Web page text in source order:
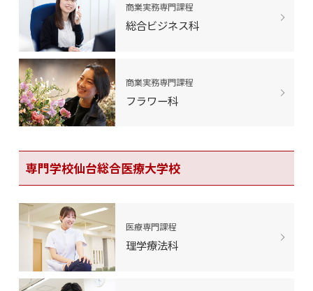
商業実務専門課程
総合ビジネス科
商業実務専門課程
フラワー科
専門学校仙台総合医療大学校
医療専門課程
理学療法科